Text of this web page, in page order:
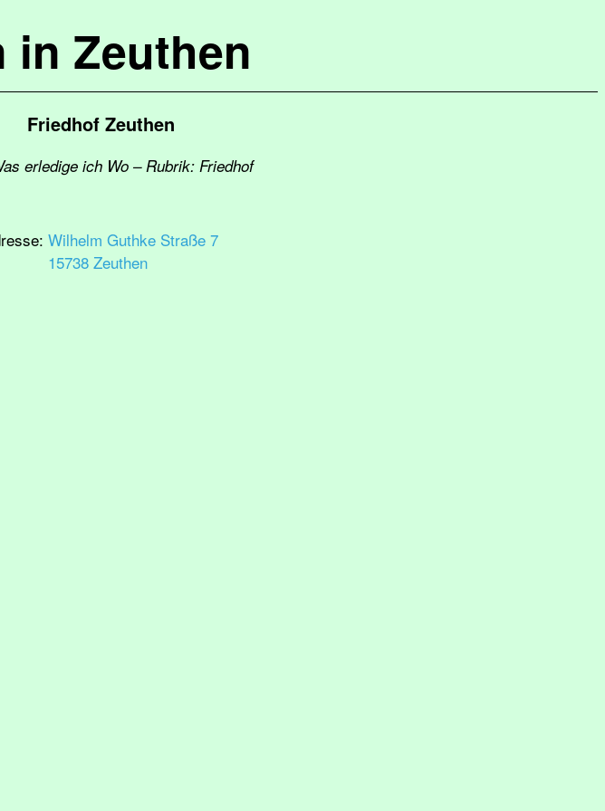
in Zeuthen
Friedhof Zeuthen
erledige ich Wo – Rubrik: Friedhof
Wilhelm Guthke Straße 7
15738 Zeuthen